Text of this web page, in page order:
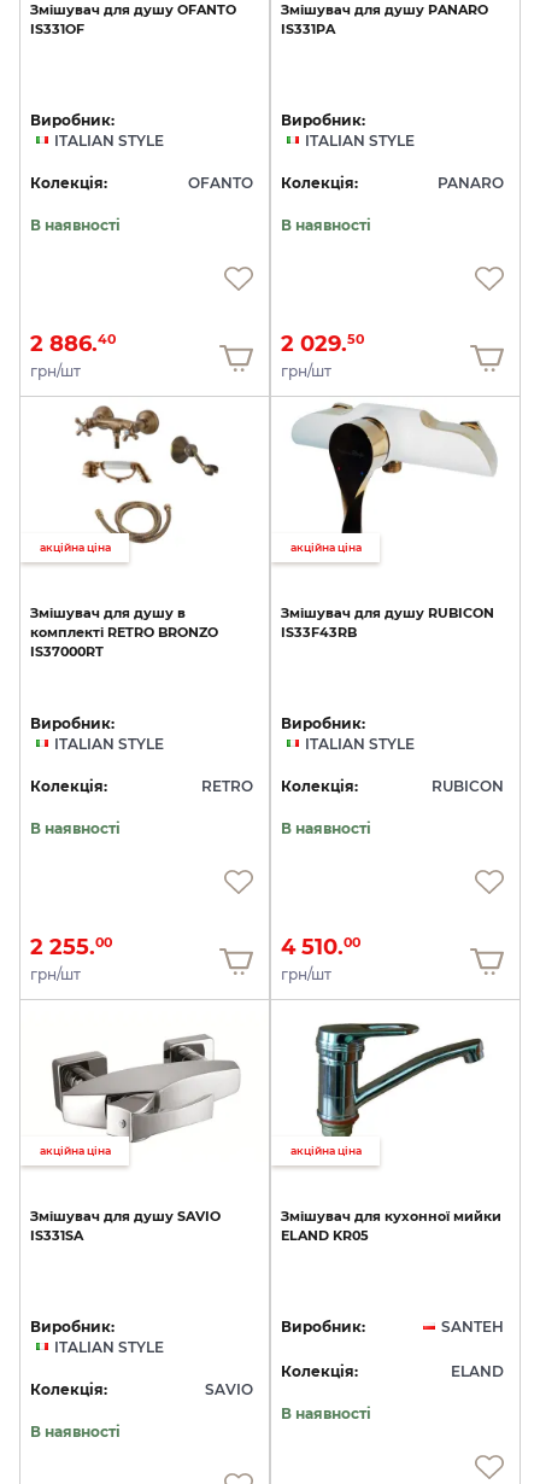
Змішувач для душу OFANTO
IS331OF
Виробник:
ITALIAN STYLE
Колекція: OFANTO
В наявності
2 886.40
грн/шт
Змішувач для душу PANARO
IS331PA
Виробник:
ITALIAN STYLE
Колекція: PANARO
В наявності
2 029.50
грн/шт
акційна ціна
Змішувач для душу в
комплекті RETRO BRONZO
IS37000RT
Виробник:
ITALIAN STYLE
Колекція: RETRO
В наявності
2 255.00
грн/шт
акційна ціна
Змішувач для душу RUBICON
IS33F43RB
Виробник:
ITALIAN STYLE
Колекція: RUBICON
В наявності
4 510.00
грн/шт
акційна ціна
Змішувач для душу SAVIO
IS331SA
Виробник:
ITALIAN STYLE
Колекція: SAVIO
В наявності
акційна ціна
Змішувач для кухонної мийки
ELAND KR05
Виробник: SANTEH
Колекція: ELAND
В наявності